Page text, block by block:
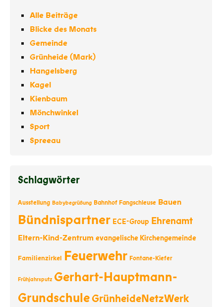
Alle Beiträge
Blicke des Monats
Gemeinde
Grünheide (Mark)
Hangelsberg
Kagel
Kienbaum
Mönchwinkel
Sport
Spreeau
Schlagwörter
Ausstellung Babybegrüßung Bahnhof Fangschleuse Bauen
Bündnispartner ECE-Group Ehrenamt
Eltern-Kind-Zentrum evangelische Kirchengemeinde
Familienzirkel Feuerwehr Fontane-Kiefer
Frühjahrsputz Gerhart-Hauptmann-
GrundschuleGrünheideNetzWerk